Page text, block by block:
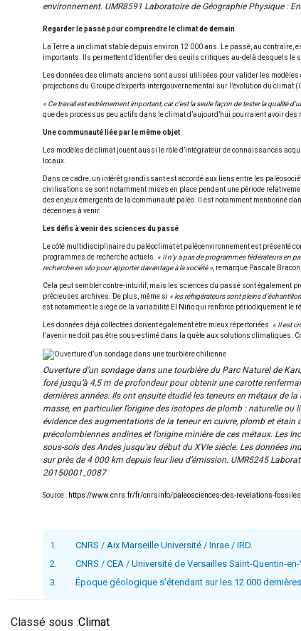
environnement. UMR8591 Laboratoire de Géographie Physique :
Regarder le passé pour comprendre le climat de demain
La Terre a un climat stable depuis environ 12 000 ans. Le passé, au
importants. Ils permettent d’identifier des seuils critiques au-delà desquels
Les données des climats anciens sont aussi utilisées pour valider les
projections du Groupe d’experts intergouvernemental sur l’évolution du
« Ce travail est extrêmement important, car c’est la seule façon de tester la qualité
que des processus peu actifs dans le climat d’aujourd’hui pourraient avoir des
Une communauté liée par le même objet
Les modèles de climat jouent aussi le rôle d’intégrateur de connaissances
locaux.
Dans ce cadre, un intérêt grandissant est accordé aux liens entre les
civilisations se sont notamment mises en place pendant une période
des enjeux émergents de la communauté paléo. Il est notamment mentionné
décennies à venir.
Les défis à venir des sciences du passé
Le côté multidisciplinaire du paléoclimat et paléoenvironnement est présenté
programmes de recherche actuels. « Il n’y a pas de programmes fédérateurs en
recherche en silo pour apporter davantage à la société », remarque Pascale
Cela peut sembler contre-intuitif, mais les sciences du passé sont également
précieuses archives. De plus, même si « les réfrigérateurs sont pleins
est notamment le siège de la variabilité El Niñoqui renforce périodiquement le
Les données déjà collectées doivent également être mieux répertoriées. « Il est
l’avenir ne doit pas être sous-estimé dans la quête aux solutions climatiques.
Ouverture d’un sondage dans une tourbière du Parc Naturel de
foré jusqu’à 4,5 m de profondeur pour obtenir une carotte
dernières années. Ils ont ensuite étudié les teneurs en métaux de
masse, en particulier l’origine des isotopes de plomb : naturelle ou
évidence des augmentations de la teneur en cuivre, plomb et
précolombiennes andines et l’origine minière de ces métaux. Les
sous-sols des Andes jusqu’au début du XVIe siècle. Les données
sur près de 4 000 km depuis leur lieu d’émission. UMR5245
20150001_0087
Source : https://www.cnrs.fr/fr/cnrsinfo/paleosciences-des-revelations-
1.
CNRS / Aix Marseille Université / Inrae / IRD.
2.
CNRS / CEA / Université de Versailles Saint-Quentin-en-
3.
Époque géologique s'étendant sur les 12 000
Classé sous :Climat